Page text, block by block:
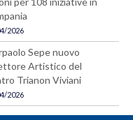
2026
Sepe nuovo
Artistico del
Trianon Viviani
2026